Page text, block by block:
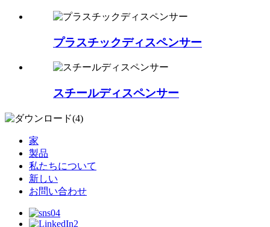
プラスチックディスペンサー
スチールディスペンサー
家
製品
私たちについて
新しい
お問い合わせ